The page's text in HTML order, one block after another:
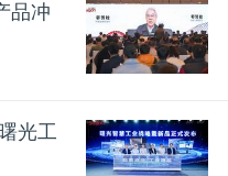
品冲
光工